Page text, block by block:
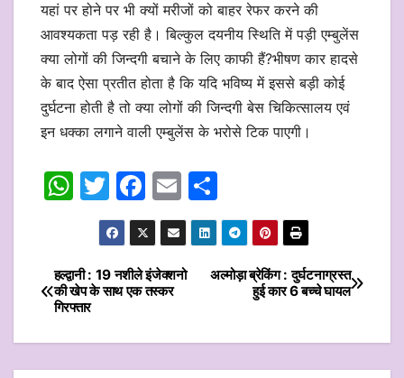
यहां पर होने पर भी क्यों मरीजों को बाहर रेफर करने की
आवश्यकता पड़ रही है। बिल्कुल दयनीय स्थिति में पड़ी एम्बुलेंस
क्या लोगों की जिन्दगी बचाने के लिए काफी हैं?भीषण कार हादसे
के बाद ऐसा प्रतीत होता है कि यदि भविष्य में इससे बड़ी कोई
दुर्घटना होती है तो क्या लोगों की जिन्दगी बेस चिकित्सालय एवं
इन धक्का लगाने वाली एम्बुलेंस के भरोसे टिक पाएगी।
W
at
s
A
T
w
itt
er
F
a
c
e
b
E
m
ai
l
h
ar
e
Post
navigation
अल्मोड़ा ब्रेकिंग : दुर्घटनाग्रस्त
हुई कार 6 बच्चे घायल
हल्द्वानी : 19 नशीले इंजेक्शनो
की खेप के साथ एक तस्कर
गिरफ्तार